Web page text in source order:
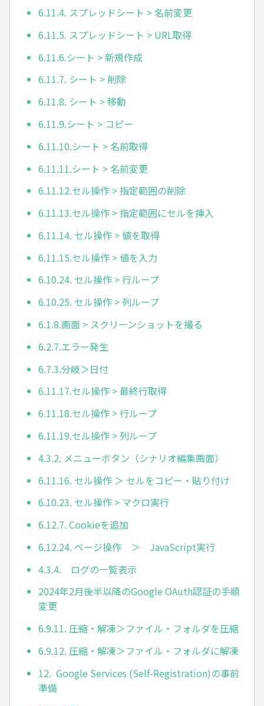
6.11.4. スプレッドシート > 名前変更
6.11.5. スプレッドシート > URL取得
6.11.6.シート > 新規作成
6.11.7. シート > 削除
6.11.8. シート > 移動
6.11.9.シート > コピー
6.11.10.シート > 名前取得
6.11.11.シート > 名前変更
6.11.12.セル操作 > 指定範囲の削除
6.11.13.セル操作 > 指定範囲にセルを挿入
6.11.14. セル操作 > 値を取得
6.11.15.セル操作 > 値を入力
6.10.24. セル操作 > 行ループ
6.10.25. セル操作 > 列ループ
6.1.8.画面 > スクリーンショットを撮る
6.2.7.エラー発生
6.7.3.分岐＞日付
6.11.17.セル操作 > 最終行取得
6.11.18.セル操作 > 行ループ
6.11.19.セル操作 > 列ループ
4.3.2. メニューボタン（シナリオ編集画面）
6.11.16. セル操作 ＞ セルをコピー・貼り付け
6.10.23. セル操作 > マクロ実行
6.12.7. Cookieを追加
6.12.24. ページ操作 ＞ JavaScript実行
4.3.4. ログの一覧表示
2024年2月後半以降のGoogle OAuth認証の手順
変更
6.9.11. 圧縮・解凍＞ファイル・フォルダを圧縮
6.9.12. 圧縮・解凍＞ファイル・フォルダに解凍
12. Google Services (Self-Registration)の事前
準備